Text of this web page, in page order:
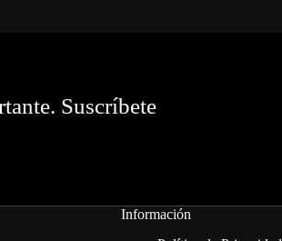
Suscríbete
Información